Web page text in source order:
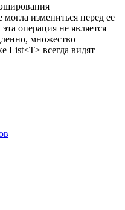
измениться перед ее
операция не является
множество
List<T> всегда видят